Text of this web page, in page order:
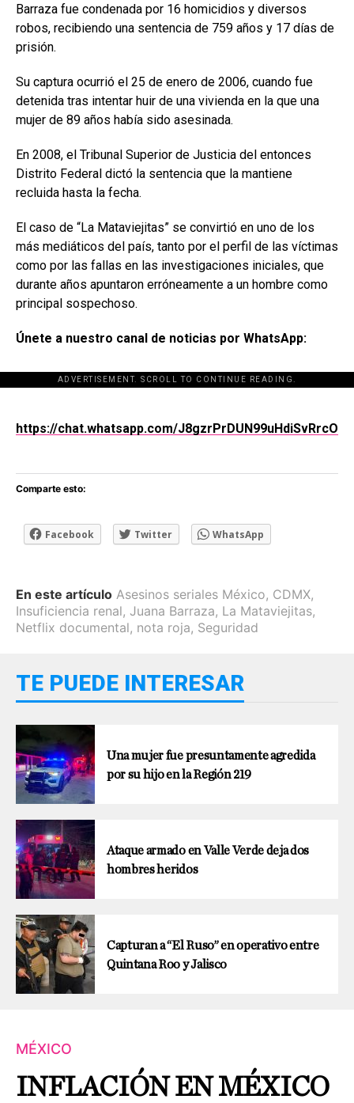
Barraza fue condenada por 16 homicidios y diversos
robos, recibiendo una sentencia de 759 años y 17 días de
prisión.
Su captura ocurrió el 25 de enero de 2006, cuando fue
detenida tras intentar huir de una vivienda en la que una
mujer de 89 años había sido asesinada.
En 2008, el Tribunal Superior de Justicia del entonces
Distrito Federal dictó la sentencia que la mantiene
recluida hasta la fecha.
El caso de “La Mataviejitas” se convirtió en uno de los
más mediáticos del país, tanto por el perfil de las víctimas
como por las fallas en las investigaciones iniciales, que
durante años apuntaron erróneamente a un hombre como
principal sospechoso.
Únete a nuestro canal de noticias por WhatsApp:
ADVERTISEMENT. SCROLL TO CONTINUE READING.
[adsforwp id="243463"]
https://chat.whatsapp.com/J8gzrPrDUN99uHdiSvRrcO
Comparte esto:
Facebook Twitter WhatsApp
En este artículo Asesinos seriales México, CDMX,
Insuficiencia renal, Juana Barraza, La Mataviejitas,
Netflix documental, nota roja, Seguridad
TE PUEDE INTERESAR
Una mujer fue presuntamente agredida
por su hijo en la Región 219
Ataque armado en Valle Verde deja dos
hombres heridos
Capturan a “El Ruso” en operativo entre
Quintana Roo y Jalisco
MÉXICO
INFLACIÓN EN MÉXICO